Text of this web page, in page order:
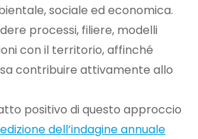
sociale ed economica.
processi, filiere, modelli
con il territorio, affinché
contribuire attivamente allo
positivo di questo approccio
dell’indagine annuale